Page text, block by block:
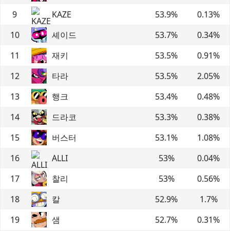
9
KAZE 53.9% 0.13%
10
셰이드 53.7% 0.34%
11
재키 53.5% 0.91%
12
타라 53.5% 2.05%
13
행크 53.4% 0.48%
14
드라코 53.3% 0.38%
15
버스터 53.1% 1.08%
16
ALLI 53% 0.04%
17
찰리 53% 0.56%
18
칼 52.9% 1.7%
19
샘 52.7% 0.31%